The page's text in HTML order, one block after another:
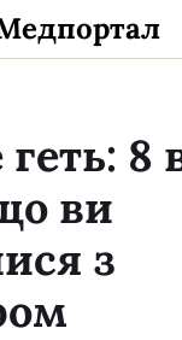
геть: 8
ви
з